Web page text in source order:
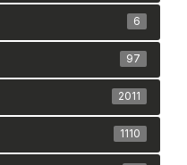
6
97
2011
1110